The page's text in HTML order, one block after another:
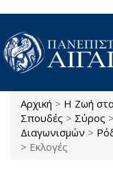
Παράκαμψη προς το
Είστε εδώ
Αρχική > Η Ζωή
Σπουδές > Σύρος >
Διαγωνισμών >
> Εκλογές